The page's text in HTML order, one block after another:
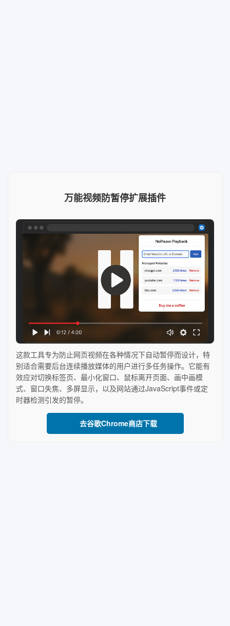
万能视频防暂停扩展插件
这款工具专为防止网页视频在各种情况下自动暂停而设计，特
别适合需要后台连续播放媒体的用户进行多任务操作。它能有
效应对切换标签页、最小化窗口、鼠标离开页面、画中画模
式、窗口失焦、多屏显示，以及网站通过JavaScript事件或定
时器检测引发的暂停。
去谷歌Chrome商店下载